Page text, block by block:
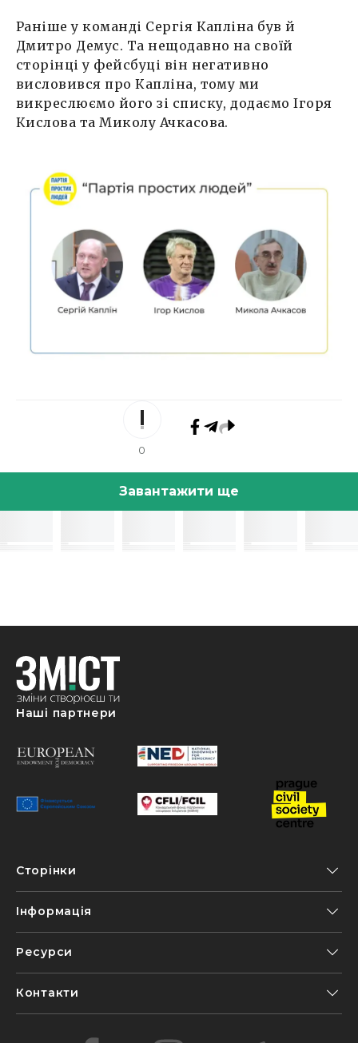
Раніше у команді Сергія Капліна був й
Дмитро Демус. Та нещодавно на своїй
сторінці у фейсбуці він негативно
висловився про Капліна, тому ми
викреслюємо його зі списку, додаємо Ігоря
Кислова та Миколу Ачкасова.
0
Завантажити ще
Наші партнери
Сторінки
Інформація
Ресурси
Контакти